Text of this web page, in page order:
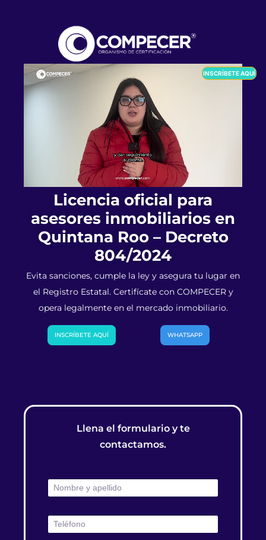
Licencia oficial para
asesores inmobiliarios en
Quintana Roo – Decreto
804/2024
Evita sanciones, cumple la ley y asegura tu lugar en
el Registro Estatal. Certifícate con COMPECER y
opera legalmente en el mercado inmobiliario.
INSCRÍBETE AQUÍ WHATSAPP
Llena el formulario y te
contactamos.
INSCRÍBETE AQUÍ